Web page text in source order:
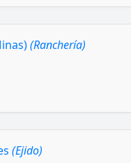
(Ranchería)
(Ejido)